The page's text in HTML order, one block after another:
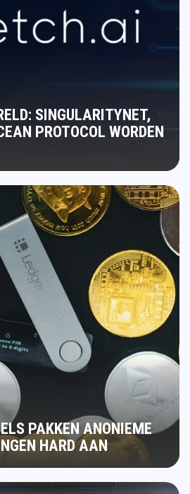
SINGULARITYNET,
PROTOCOL WORDEN
PAKKEN ANONIEME
HARD AAN